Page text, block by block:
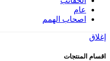
عام
اصحاب الهمم
إغلاق
اقسام المنتجات